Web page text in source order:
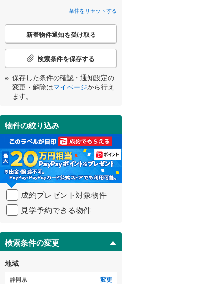
条件をリセットする
こ
検
条
件
受
け
取
る
・
条
件
を
イ
ペ
ジ
に
保
存
す
る
新着物件通知を受け取る
検索条件を保存する
保存した条件の確認・通知設定の
変更・解除はマイページから行え
ます。
物件の絞り込み
成約プレゼント対象物件
見学予約できる物件
検索条件の変更
地域
静岡県 変更
鹿児島 沖縄
賀茂郡南伊豆町(4)
田方郡函南町(54)
駿東郡小山町(3)
周智郡森町
）
3階建て以上（0）
小学校まで1km以内（0）
南道路（0）